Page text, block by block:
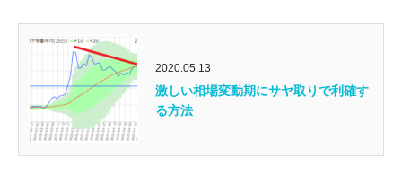
2020.05.13
激しい相場変動期にサヤ取りで利確す
る方法